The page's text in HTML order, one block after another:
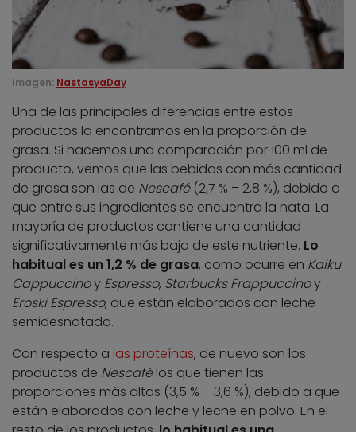
Imagen: NastasyaDay
Una de las principales diferencias entre estos
productos la encontramos en la proporción de
grasa. Si hacemos una comparación por 100 ml de
producto, vemos que las bebidas con más cantidad
de grasa son las de Nescafé (2,7 % – 2,8 %), debido a
que entre sus ingredientes se encuentra la nata. La
mayoría de productos contiene una cantidad
significativamente más baja de este nutriente. Lo
habitual es un 1,2 % de grasa, como ocurre en Kaiku
Cappuccinoy Espresso, Starbucks Frappuccinoy
Eroski Espresso, que están elaborados con leche
semidesnatada.
Con respecto a las proteínas, de nuevo son los
productos de Nescafélos que tienen las
proporciones más altas (3,5 % – 3,6 %), debido a que
están elaborados con leche y leche en polvo. En el